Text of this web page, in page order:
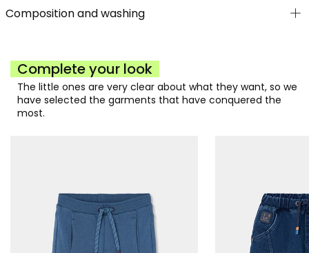
Composition and washing
Complete your look
The little ones are very clear about what they want, so we
have selected the garments that have conquered the
most.